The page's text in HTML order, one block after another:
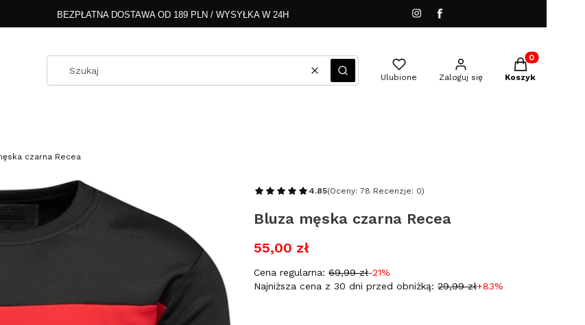
BEZPŁATNA DOSTAWA OD 189 PLN / WYSYŁKA W 24H
WyczyśćSzukaj Ulubione Zaloguj się
Produkty w
Koszyk
czarna Recea
4.85(Oceny: 78 Recenzje: 0)
Bluza męska czarna Recea
55,00 zł
Cena regularna: 69,99 zł-21%
Najniższa cena z 30 dni przed obniżką: 29,99 zł+83%